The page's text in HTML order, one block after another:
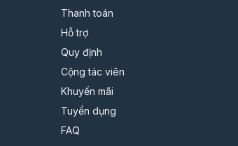
Thanh toán
Hỗ trợ
Quy định
Cộng tác viên
Khuyến mãi
Tuyển dụng
FAQ